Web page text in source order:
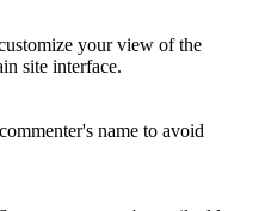
your view of the
site interface.
name to avoid